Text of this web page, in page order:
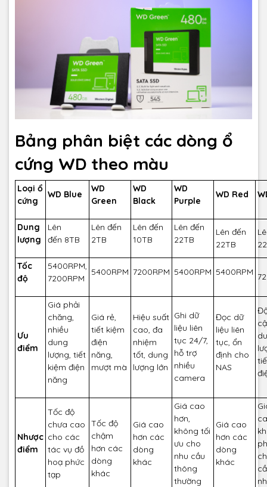
Bảng phân biệt các dòng ổ
cứng WD theo màu
Loại ổ
cứng
WD Blue
WD
Green
WD
Black
WD
Purple
WD Red
Dung
lượng
Lên
đến 8TB
Lên đến
2TB
Lên đến
10TB
Lên đến
22TB
Lên đến
22TB
Tốc
độ
5400RPM,
7200RPM
5400RPM 7200RPM 5400RPM 5400RPM
Ưu
điểm
Giá phải
chăng,
nhiều
dung
lượng, tiết
kiệm điện
năng
Giá rẻ,
tiết kiệm
điện
năng,
mượt mà
Hiệu suất
cao, đa
nhiệm
tốt, dung
lượng lớn
Ghi dữ
liệu liên
tục 24/7,
hỗ trợ
nhiều
camera
Đọc dữ
liệu liên
tục, ổn
định cho
NAS
Nhược
điểm
Tốc độ
chưa cao
cho các
tác vụ đồ
hoạ phức
tạp
Tốc độ
chậm
hơn các
dòng
khác
Giá cao
hơn các
dòng
khác
Giá cao
hơn,
không tối
ưu cho
nhu cầu
thông
thường
Giá cao
hơn các
dòng
khác